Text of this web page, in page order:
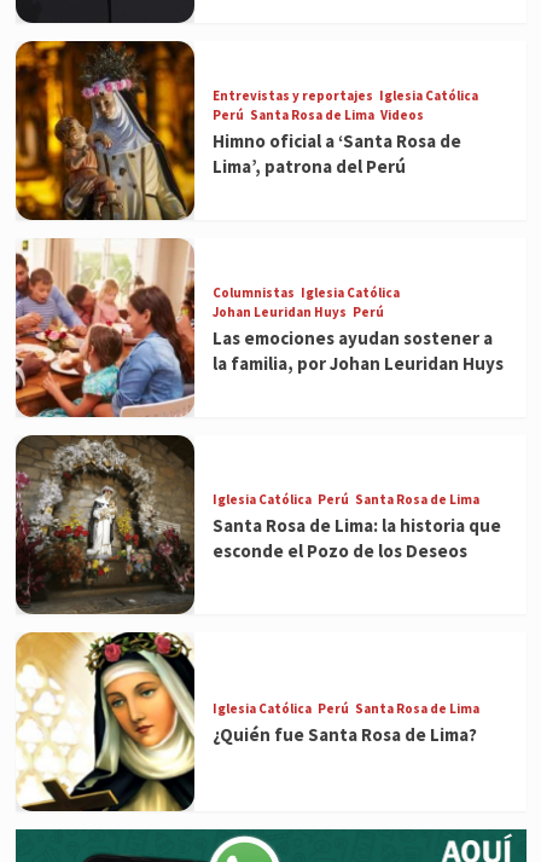
Entrevistas y reportajes Iglesia Católica
Perú Santa Rosa de Lima Videos
Himno oficial a ‘Santa Rosa de
Lima’, patrona del Perú
Columnistas Iglesia Católica
Johan Leuridan Huys Perú
Las emociones ayudan sostener a
la familia, por Johan Leuridan Huys
Iglesia Católica Perú Santa Rosa de Lima
Santa Rosa de Lima: la historia que
esconde el Pozo de los Deseos
Iglesia Católica Perú Santa Rosa de Lima
¿Quién fue Santa Rosa de Lima?